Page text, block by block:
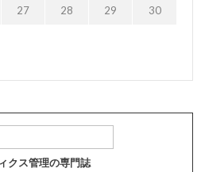
27 28 29 30
クス管理の専門誌